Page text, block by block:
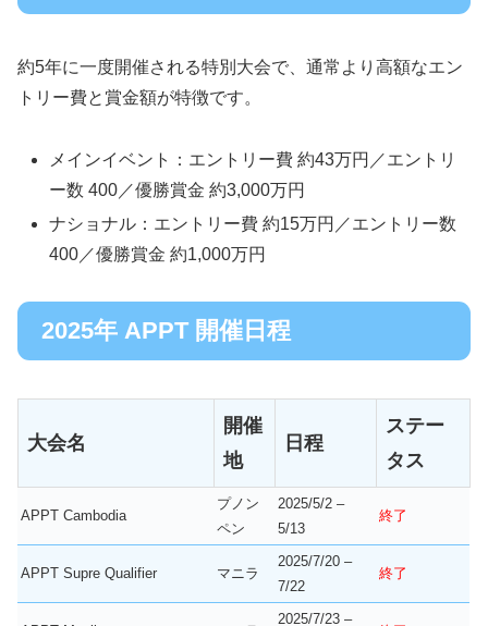
約5年に一度開催される特別大会で、通常より高額なエン
トリー費と賞金額が特徴です。
メインイベント：エントリー費 約43万円／エントリ
ー数 400／優勝賞金 約3,000万円
ナショナル：エントリー費 約15万円／エントリー数
400／優勝賞金 約1,000万円
2025年 APPT 開催日程
大会名
開催
地
日程
ステー
タス
APPT Cambodia
プノン
ペン
2025/5/2 –
5/13
終了
APPT Supre Qualifier マニラ
2025/7/20 –
7/22
終了
2025/7/23 –